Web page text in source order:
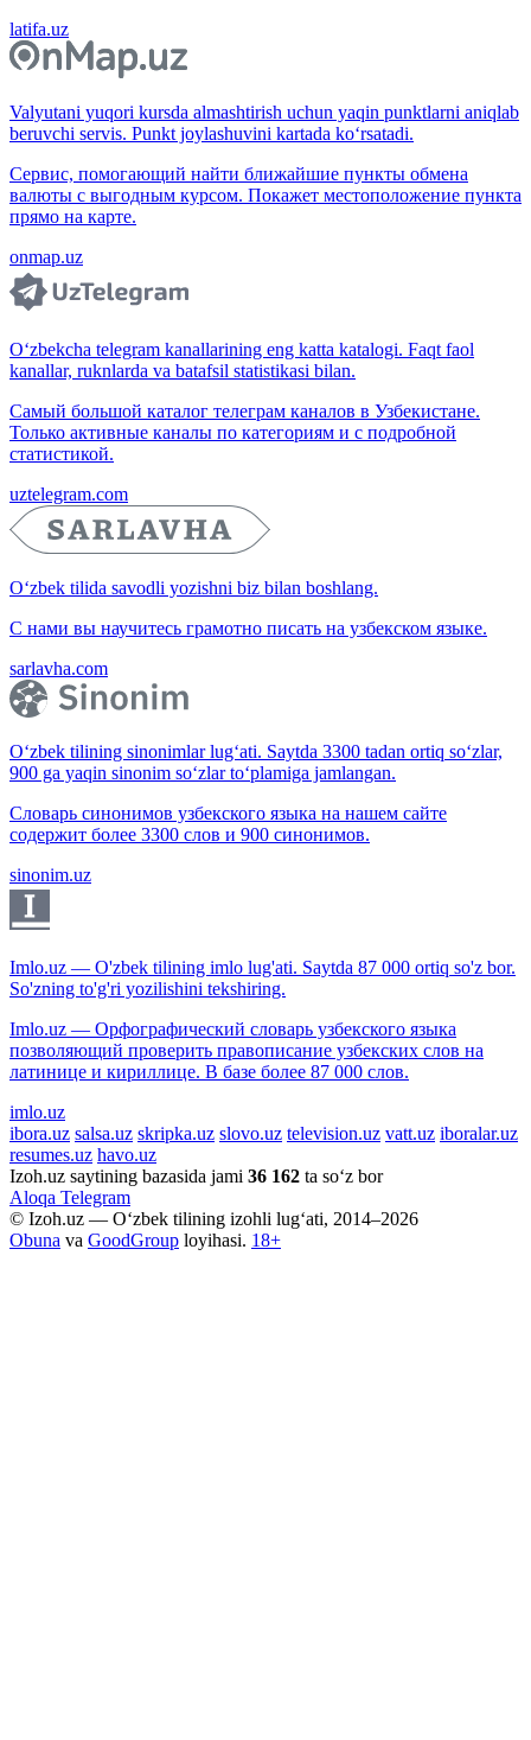
latifa.uz
Valyutani yuqori kursda almashtirish uchun yaqin punktlarni aniqlab
beruvchi servis. Punkt joylashuvini kartada ko‘rsatadi.
Сервис, помогающий найти ближайшие пункты обмена
валюты с выгодным курсом. Покажет местоположение пункта
прямо на карте.
onmap.uz
O‘zbekcha telegram kanallarining eng katta katalogi. Faqt faol
kanallar, ruknlarda va batafsil statistikasi bilan.
Самый большой каталог телеграм каналов в Узбекистане.
Только активные каналы по категориям и с подробной
статистикой.
uztelegram.com
O‘zbek tilida savodli yozishni biz bilan boshlang.
С нами вы научитесь грамотно писать на узбекском языке.
sarlavha.com
O‘zbek tilining sinonimlar lug‘ati. Saytda 3300 tadan ortiq so‘zlar,
900 ga yaqin sinonim so‘zlar to‘plamiga jamlangan.
Словарь синонимов узбекского языка на нашем сайте
содержит более 3300 слов и 900 синонимов.
sinonim.uz
Imlo.uz — O'zbek tilining imlo lug'ati. Saytda 87 000 ortiq so'z bor.
So'zning to'g'ri yozilishini tekshiring.
Imlo.uz — Орфографический словарь узбекского языка
позволяющий проверить правописание узбекских слов на
латинице и кириллице. В базе более 87 000 слов.
imlo.uz
ibora.uz salsa.uz skripka.uz slovo.uz television.uz vatt.uz iboralar.uz
resumes.uz havo.uz
Izoh.uz saytining bazasida jami 36 162 ta so‘z bor
Aloqa Telegram
© Izoh.uz — O‘zbek tilining izohli lug‘ati, 2014–2026
Obuna va GoodGroup loyihasi. 18+